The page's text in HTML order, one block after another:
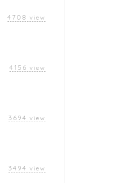
4708 view
4156 view
3694 view
3494 view